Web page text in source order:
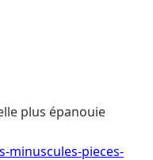
plus épanouie
minuscules-pieces-